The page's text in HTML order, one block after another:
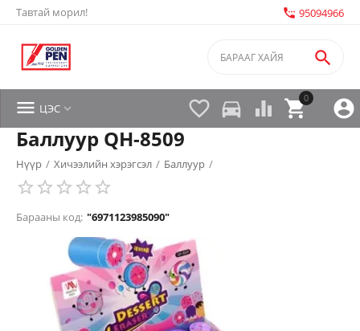
Тавтай морил! settings_phone 95094966


0

 directions_car 
 ЦЭС 
Баллуур QH-8509
Нүүр / Хичээлийн хэрэгсэл / Баллуур /
Барааны код: "6971123985090"